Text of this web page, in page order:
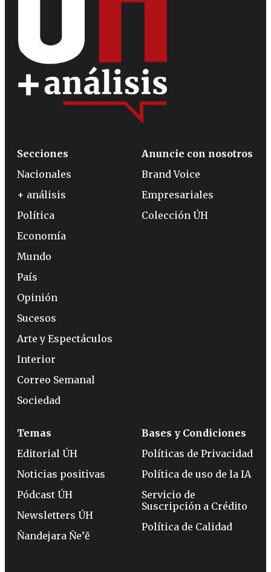
Secciones
Nacionales
+ análisis
Política
Economía
Mundo
País
Opinión
Sucesos
Arte y Espectáculos
Interior
Correo Semanal
Sociedad
Anuncie con nosotros
Brand Voice
Empresariales
Colección ÚH
Temas
Editorial ÚH
Noticias positivas
Pódcast ÚH
Newsletters ÚH
Ñandejara Ñe’ẽ
Bases y Condiciones
Políticas de Privacidad
Política de uso de la IA
Servicio de
Suscripción a Crédito
Política de Calidad